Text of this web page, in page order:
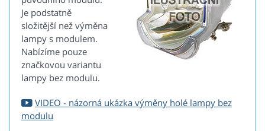
Je podstatně
složitější než výměna
lampy s modulem.
Nabízíme pouze
značkovou variantu
lampy bez modulu.
VIDEO - názorná ukázka výměny holé lampy bez
modulu